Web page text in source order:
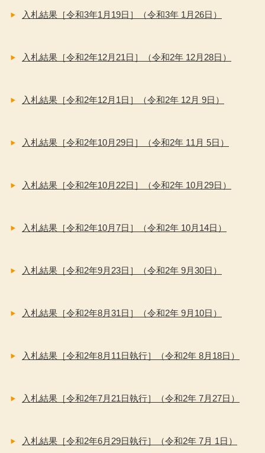
入札結果［令和3年1月19日］（令和3年 1月26日）
入札結果［令和2年12月21日］（令和2年 12月28日）
入札結果［令和2年12月1日］（令和2年 12月 9日）
入札結果［令和2年10月29日］（令和2年 11月 5日）
入札結果［令和2年10月22日］（令和2年 10月29日）
入札結果［令和2年10月7日］（令和2年 10月14日）
入札結果［令和2年9月23日］（令和2年 9月30日）
入札結果［令和2年8月31日］（令和2年 9月10日）
入札結果［令和2年8月11日執行］（令和2年 8月18日）
入札結果［令和2年7月21日執行］（令和2年 7月27日）
入札結果［令和2年6月29日執行］（令和2年 7月 1日）